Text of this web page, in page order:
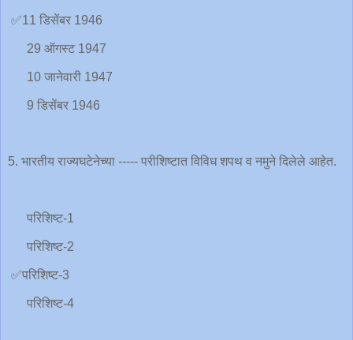
✅11 डिसेंबर 1946
29 ऑगस्ट 1947
10 जानेवारी 1947
9 डिसेंबर 1946
5. भारतीय राज्यघटेनेच्या ----- परीशिष्टात विविध शपथ व नमुने दिलेले आहेत.
परिशिष्ट-1
परिशिष्ट-2
✅परिशिष्ट-3
परिशिष्ट-4